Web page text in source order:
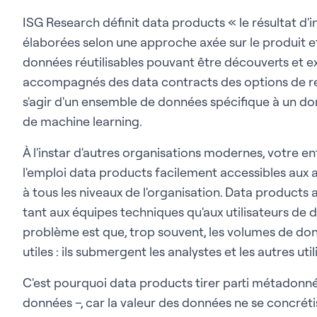
ISG Research définit data products « le résultat
élaborées selon une approche axée sur le produit
données réutilisables pouvant être découverts et
accompagnés des data contracts des options de
s'agir d'un ensemble de données spécifique à un
de machine learning.
À l'instar d'autres organisations modernes, votre
l'emploi data products facilement accessibles aux
à tous les niveaux de l'organisation. Data
tant aux équipes techniques qu'aux utilisateurs de
problème est que, trop souvent, les volumes de
utiles : ils submergent les analystes et les autres
C'est pourquoi data products tirer parti
données –, car la valeur des données ne se